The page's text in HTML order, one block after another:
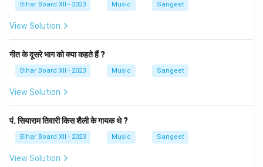
Bihar Board XII - 2023 Music Sangeet
View Solution
गीत के दूसरे भाग को क्या कहते हैं ?
Bihar Board XII - 2023 Music Sangeet
View Solution
पं. सियाराम तिवारी किस शैली के गायक थे ?
Bihar Board XII - 2023 Music Sangeet
View Solution